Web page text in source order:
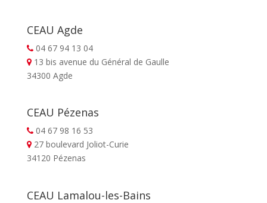
CEAU Agde
04 67 94 13 04
13 bis avenue du Général de Gaulle
34300 Agde
CEAU Pézenas
04 67 98 16 53
27 boulevard Joliot-Curie
34120 Pézenas
CEAU Lamalou-les-Bains